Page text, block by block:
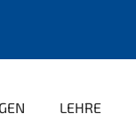
LEHRE